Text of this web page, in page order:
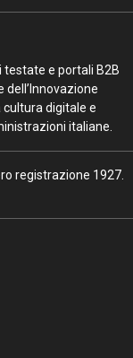
testate e portali B2B
digitale e
italiane.
registrazione 1927.